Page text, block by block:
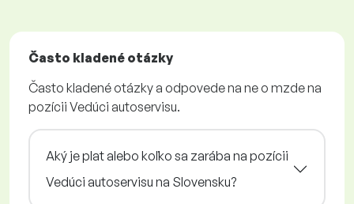
Často kladené otázky
Často kladené otázky a odpovede na ne o mzde na
pozícii Vedúci autoservisu.
Aký je plat alebo koľko sa zarába na pozícii
Vedúci autoservisu na Slovensku?